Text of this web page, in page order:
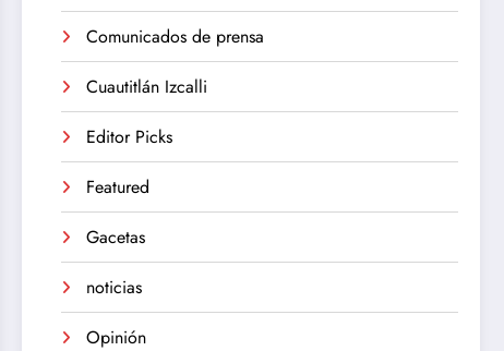
Comunicados de prensa
Cuautitlán Izcalli
Editor Picks
Featured
Gacetas
noticias
Opinión